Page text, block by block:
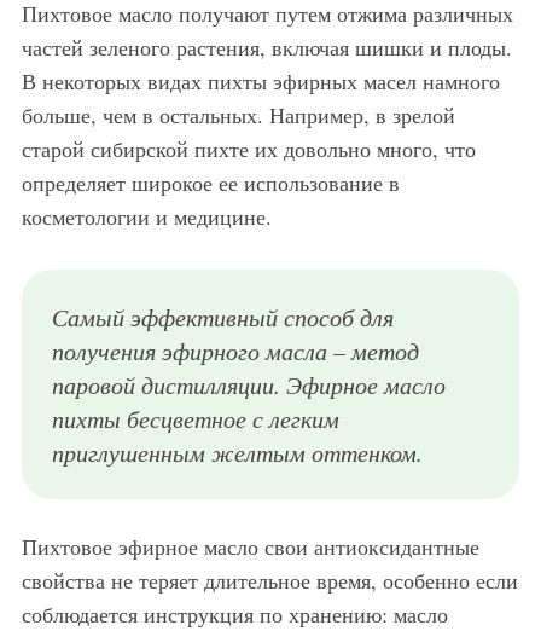
Пихтовое масло получают путем отжима различных
частей зеленого растения, включая шишки и плоды.
В некоторых видах пихты эфирных масел намного
больше, чем в остальных. Например, в зрелой
старой сибирской пихте их довольно много, что
определяет широкое ее использование в
косметологии и медицине.
Самый эффективный способ для
получения эфирного масла – метод
паровой дистилляции. Эфирное масло
пихты бесцветное с легким
приглушенным желтым оттенком.
Пихтовое эфирное масло свои антиоксидантные
свойства не теряет длительное время, особенно если
соблюдается инструкция по хранению: масло